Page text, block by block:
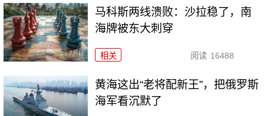
马科斯两线溃败：沙拉稳了，南
海牌被东大刺穿
相关 阅读 16488
黄海这出“老将配新王”，把俄罗斯
海军看沉默了